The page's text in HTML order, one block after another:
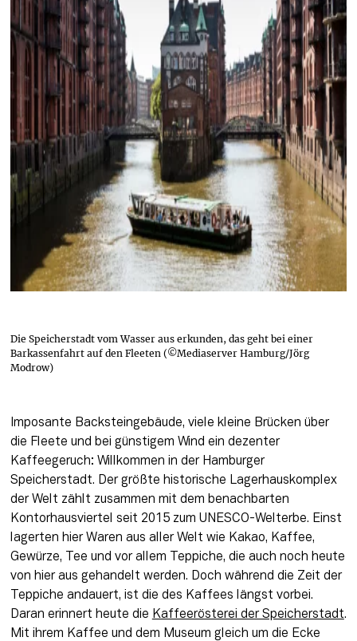
Die Speicherstadt vom Wasser aus erkunden, das geht bei einer
Barkassenfahrt auf den Fleeten (©Mediaserver Hamburg/Jörg
Modrow)
Imposante Backsteingebäude, viele kleine Brücken über
die Fleete und bei günstigem Wind ein dezenter
Kaffeegeruch: Willkommen in der Hamburger
Speicherstadt. Der größte historische Lagerhauskomplex
der Welt zählt zusammen mit dem benachbarten
Kontorhausviertel seit 2015 zum UNESCO-Welterbe. Einst
lagerten hier Waren aus aller Welt wie Kakao, Kaffee,
Gewürze, Tee und vor allem Teppiche, die auch noch heute
von hier aus gehandelt werden. Doch während die Zeit der
Teppiche andauert, ist die des Kaffees längst vorbei.
Daran erinnert heute die Kaffeerösterei der Speicherstadt.
Mit ihrem Kaffee und dem Museum gleich um die Ecke